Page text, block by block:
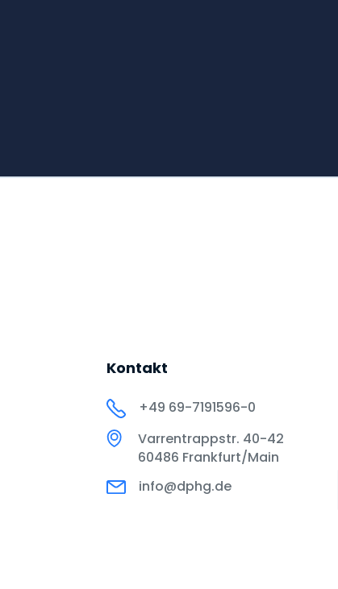
Kontakt
+49 69-7191596-0
Varrentrappstr. 40-42
60486 Frankfurt/Main
info@dphg.de